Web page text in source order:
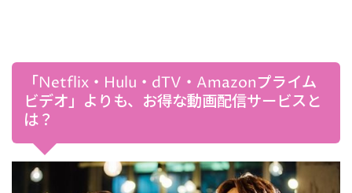
「Netflix・Hulu・dTV・Amazonプライム
ビデオ」よりも、お得な動画配信サービスと
は？